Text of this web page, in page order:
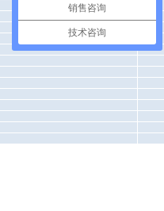
销售咨询
技术咨询